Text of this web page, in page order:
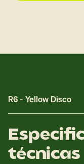
R6 - Yellow Disco
técnicas